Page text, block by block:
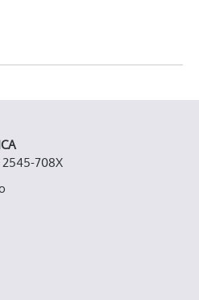
708X